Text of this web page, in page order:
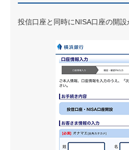
投信口座と同時にNISA口座の開設